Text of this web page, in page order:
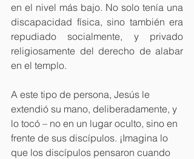
en el nivel más bajo. No solo tenía una
discapacidad física, sino también era
repudiado socialmente, y privado
religiosamente del derecho de alabar
en el templo.
A este tipo de persona, Jesús le
extendió su mano, deliberadamente, y
lo tocó – no en un lugar oculto, sino en
frente de sus discípulos. ¡Imagina lo
que los discípulos pensaron cuando